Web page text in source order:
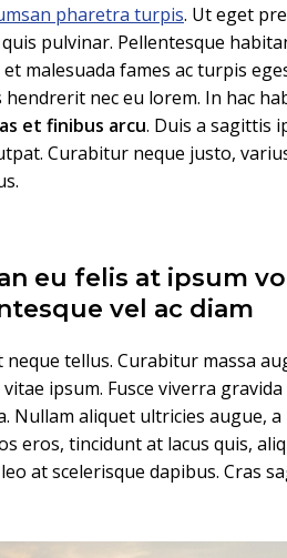
pharetra turpis. Ut eget
pulvinar. Pellentesque
malesuada fames ac turpis
hendrerit nec eu lorem. In hac
et finibus arcu. Duis a sagittis
Curabitur neque justo,
eu felis at ipsum
vel ac diam
neque tellus. Curabitur massa
ipsum. Fusce viverra
Nullam aliquet ultricies augue,
eros, tincidunt at lacus quis,
at scelerisque dapibus. Cras